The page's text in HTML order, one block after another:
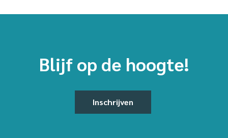
Blijf op de hoogte!
Inschrijven